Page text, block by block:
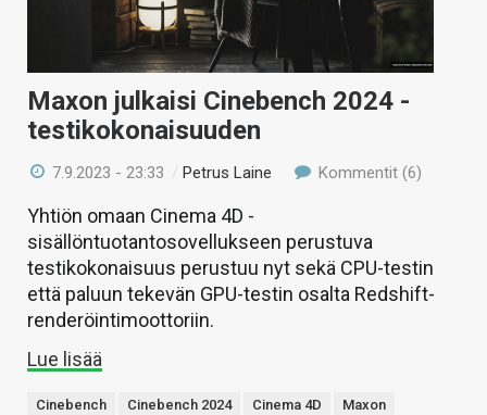
HAKU
Maxon julkaisi Cinebench 2024 -
testikokonaisuuden
7.9.2023 - 23:33 /Petrus Laine Kommentit (6)
Yhtiön omaan Cinema 4D -
sisällöntuotantosovellukseen perustuva
testikokonaisuus perustuu nyt sekä CPU-testin
että paluun tekevän GPU-testin osalta Redshift-
renderöintimoottoriin.
Lue lisää
Cinebench Cinebench 2024 Cinema 4D
Maxon